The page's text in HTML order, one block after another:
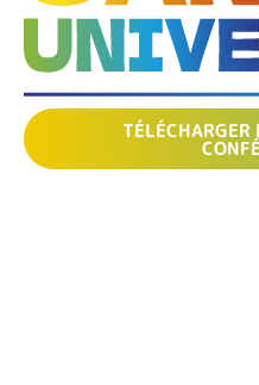
TÉLÉCHARGER